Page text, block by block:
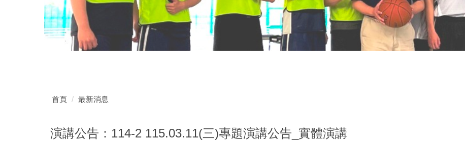
首頁 最新消息
演講公告：114-2 115.03.11(三)專題演講公告_實體演講